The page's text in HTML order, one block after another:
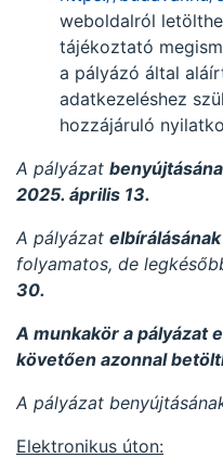
weboldalról
tájékoztató
a pályázó által
adatkezeléshez
hozzájáruló
A pályázat
2025. április 13.
A pályázat elbírálásának
folyamatos, de
30.
A munkakör a pályázat
követően azonnal
A pályázat
Elektronikus úton: